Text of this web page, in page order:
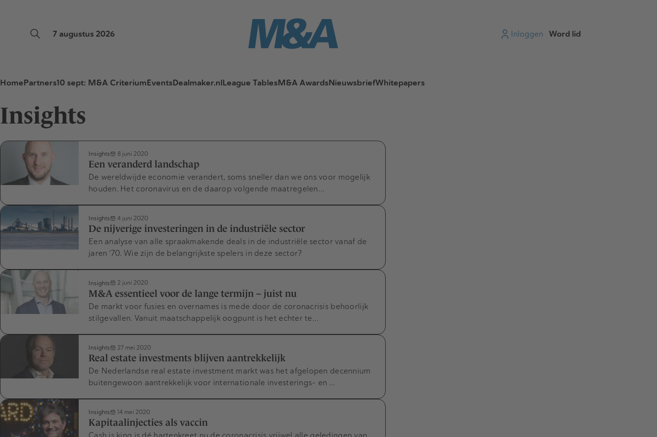
7 augustus 2026 Inloggen Word lid
HomePartners10 sept: M&A CriteriumEventsDealmaker.nlLeague TablesM&A AwardsNieuwsbriefWhitepapers
Insights
Insights 8 juni 2020
Een veranderd landschap
De wereldwijde economie verandert, soms sneller dan we ons voor mogelijk
houden. Het coronavirus en de daarop volgende maatregelen…
Insights 4 juni 2020
De nijverige investeringen in de industriële sector
Een analyse van alle spraakmakende deals in de industriële sector vanaf de
jaren ‘70. Wie zijn de belangrijkste spelers in deze sector?
Insights 2 juni 2020
M&A essentieel voor de lange termijn – juist nu
De markt voor fusies en overnames is mede door de coronacrisis behoorlijk
stilgevallen. Vanuit maatschappelijk oogpunt is het echter te…
Insights 27 mei 2020
Real estate investments blijven aantrekkelijk
De Nederlandse real estate investment markt was het afgelopen decennium
buitengewoon aantrekkelijk voor internationale investerings- en …
Insights 14 mei 2020
Kapitaalinjecties als vaccin